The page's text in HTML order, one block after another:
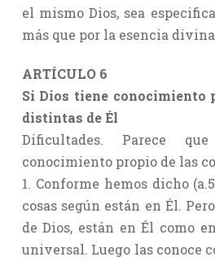
el mismo Dios, sea
más que por la esencia
ARTÍCULO 6
Si Dios tiene conocimiento
distintas de Él
Dificultades. Parece
conocimiento propio de las
1. Conforme hemos dicho
cosas según están en Él.
de Dios, están en Él como
universal. Luego las conoce